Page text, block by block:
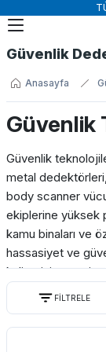
Güvenlik
Anasayfa
Güvenlik
Güvenlik
metal
body scanner
ekiplerine yüksek
kamu binaları ve
hassasiyet ve
kalitesini garanti
Bu kategori,FİLTRELE
Arama Dedektörleri
Dedektörleri
Sistemleri
Başlıkları
Başlıkları
Aksesuarları
Aksesuarları
Dedektörü